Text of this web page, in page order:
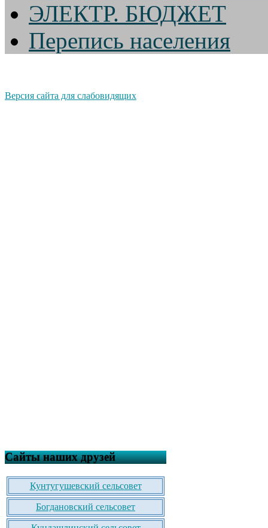
ЭЛЕКТР. БЮДЖЕТ
Перепись населения
Версия сайта для слабовидящих
Сайты наших друзей
Кунтугушевский сельсовет
Богдановский сельсовет